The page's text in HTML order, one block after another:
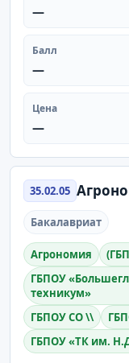
—
Балл
—
Цена
—
35.02.05
Бакалавриат
Агрономия
ГБПОУ
техникум»
ГБПОУ СО \\
ГБПОУ «ТК им.